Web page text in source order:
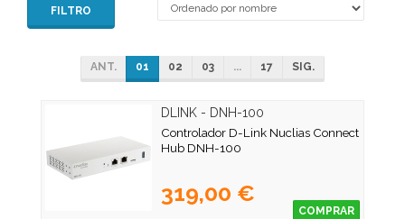
FILTRO
ANT. 01 02 03 ... 17 SIG.
DLINK - DNH-100
Controlador D-Link Nuclias Connect
Hub DNH-100
319,00 €
COMPRAR